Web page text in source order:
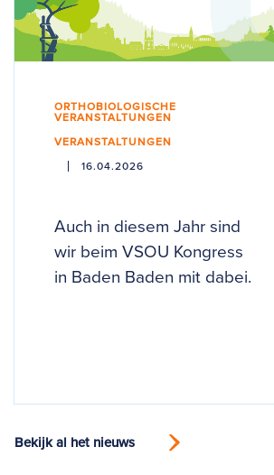
ORTHOBIOLOGISCHE
VERANSTALTUNGEN
VERANSTALTUNGEN
16.04.2026
Auch in diesem Jahr sind
wir beim VSOU Kongress
in Baden Baden mit dabei.
Bekijk al het nieuws